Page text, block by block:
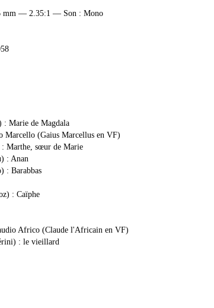
mm — 2.35:1 — Son : Mono
Marie de Magdala
Marcello (Gaius Marcellus en VF)
: Marthe, sœur de Marie
: Anan
: Barabbas
: Caïphe
Africo (Claude l'Africain en VF)
: le vieillard